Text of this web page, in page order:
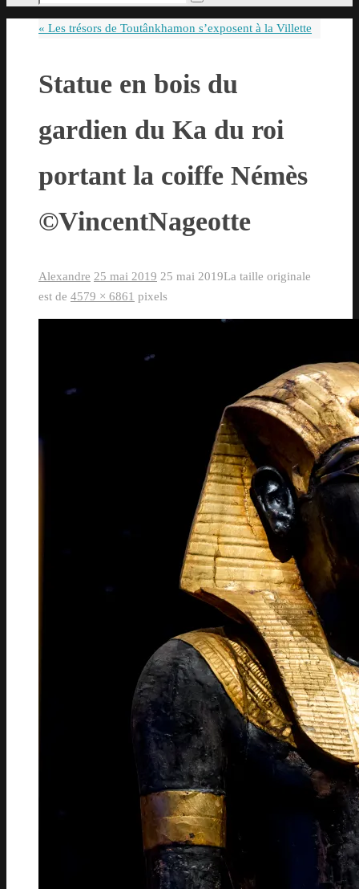
:
Rechercher
« Les trésors de Toutânkhamon s’exposent à la Villette
Statue en bois du
gardien du Ka du roi
portant la coiffe Némès
©VincentNageotte
Alexandre 25 mai 2019 25 mai 2019La taille originale
est de 4579 × 6861 pixels